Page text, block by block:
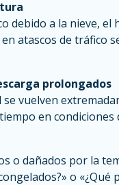
debido a la nieve, el
atascos de tráfico
prolongados
vuelven
en condiciones
o dañados por la
o «¿Qué